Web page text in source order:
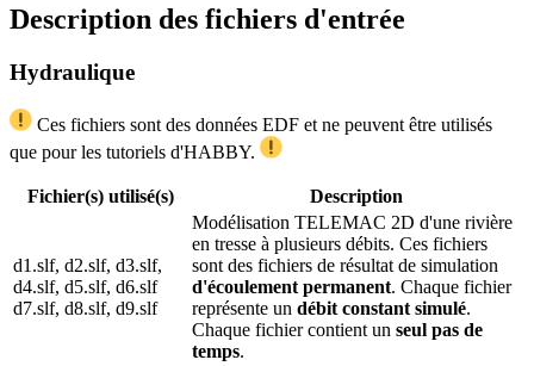
Description des fichiers d'entrée
Hydraulique
Ces fichiers sont des données EDF et ne peuvent être utilisés
que pour les tutoriels d'HABBY.
Fichier(s) utilisé(s) Description
d1.slf, d2.slf, d3.slf,
d4.slf, d5.slf, d6.slf
d7.slf, d8.slf, d9.slf
Modélisation TELEMAC 2D d'une rivière
en tresse à plusieurs débits. Ces fichiers
sont des fichiers de résultat de simulation
d'écoulement permanent. Chaque fichier
représente un débit constant simulé.
Chaque fichier contient un seul pas de
temps.